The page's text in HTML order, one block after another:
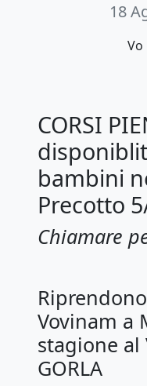
18
Vo
CORSI
bambini
Precotto
Chiamare
Vovinam a
stagione al
GORLA